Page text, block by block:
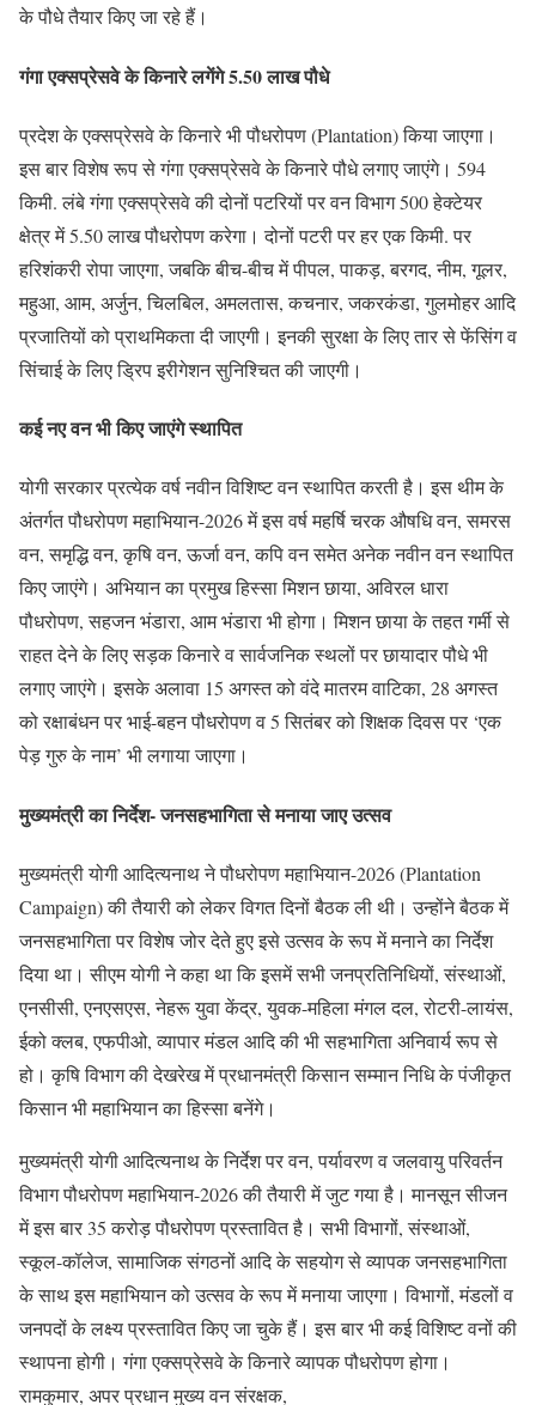
के पौधे तैयार किए जा रहे हैं।
गंगा एक्सप्रेसवे के किनारे लगेंगे 5.50 लाख पौधे
प्रदेश के एक्सप्रेसवे के किनारे भी पौधरोपण (Plantation) किया जाएगा।
इस बार विशेष रूप से गंगा एक्सप्रेसवे के किनारे पौधे लगाए जाएंगे। 594
किमी. लंबे गंगा एक्सप्रेसवे की दोनों पटरियों पर वन विभाग 500 हेक्टेयर
क्षेत्र में 5.50 लाख पौधरोपण करेगा। दोनों पटरी पर हर एक किमी. पर
हरिशंकरी रोपा जाएगा, जबकि बीच-बीच में पीपल, पाकड़, बरगद, नीम, गूलर,
महुआ, आम, अर्जुन, चिलबिल, अमलतास, कचनार, जकरकंडा, गुलमोहर आदि
प्रजातियों को प्राथमिकता दी जाएगी। इनकी सुरक्षा के लिए तार से फेंसिंग व
सिंचाई के लिए ड्रिप इरीगेशन सुनिश्चित की जाएगी।
कई नए वन भी किए जाएंगे स्थापित
योगी सरकार प्रत्येक वर्ष नवीन विशिष्ट वन स्थापित करती है। इस थीम के
अंतर्गत पौधरोपण महाभियान-2026 में इस वर्ष महर्षि चरक औषधि वन, समरस
वन, समृद्धि वन, कृषि वन, ऊर्जा वन, कपि वन समेत अनेक नवीन वन स्थापित
किए जाएंगे। अभियान का प्रमुख हिस्सा मिशन छाया, अविरल धारा
पौधरोपण, सहजन भंडारा, आम भंडारा भी होगा। मिशन छाया के तहत गर्मी से
राहत देने के लिए सड़क किनारे व सार्वजनिक स्थलों पर छायादार पौधे भी
लगाए जाएंगे। इसके अलावा 15 अगस्त को वंदे मातरम वाटिका, 28 अगस्त
को रक्षाबंधन पर भाई-बहन पौधरोपण व 5 सितंबर को शिक्षक दिवस पर ‘एक
पेड़ गुरु के नाम’ भी लगाया जाएगा।
मुख्यमंत्री का निर्देश- जनसहभागिता से मनाया जाए उत्सव
मुख्यमंत्री योगी आदित्यनाथ ने पौधरोपण महाभियान-2026 (Plantation
Campaign) की तैयारी को लेकर विगत दिनों बैठक ली थी। उन्होंने बैठक में
जनसहभागिता पर विशेष जोर देते हुए इसे उत्सव के रूप में मनाने का निर्देश
दिया था। सीएम योगी ने कहा था कि इसमें सभी जनप्रतिनिधियों, संस्थाओं,
एनसीसी, एनएसएस, नेहरू युवा केंद्र, युवक-महिला मंगल दल, रोटरी-लायंस,
ईको क्लब, एफपीओ, व्यापार मंडल आदि की भी सहभागिता अनिवार्य रूप से
हो। कृषि विभाग की देखरेख में प्रधानमंत्री किसान सम्मान निधि के पंजीकृत
किसान भी महाभियान का हिस्सा बनेंगे।
मुख्यमंत्री योगी आदित्यनाथ के निर्देश पर वन, पर्यावरण व जलवायु परिवर्तन
विभाग पौधरोपण महाभियान-2026 की तैयारी में जुट गया है। मानसून सीजन
में इस बार 35 करोड़ पौधरोपण प्रस्तावित है। सभी विभागों, संस्थाओं,
स्कूल-कॉलेज, सामाजिक संगठनों आदि के सहयोग से व्यापक जनसहभागिता
के साथ इस महाभियान को उत्सव के रूप में मनाया जाएगा। विभागों, मंडलों व
जनपदों के लक्ष्य प्रस्तावित किए जा चुके हैं। इस बार भी कई विशिष्ट वनों की
स्थापना होगी। गंगा एक्सप्रेसवे के किनारे व्यापक पौधरोपण होगा।
रामकुमार, अपर प्रधान मुख्य वन संरक्षक,